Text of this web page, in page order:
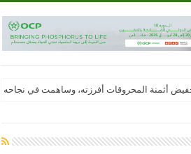
أثمنة المحروقات أفرزته، وساهمت في